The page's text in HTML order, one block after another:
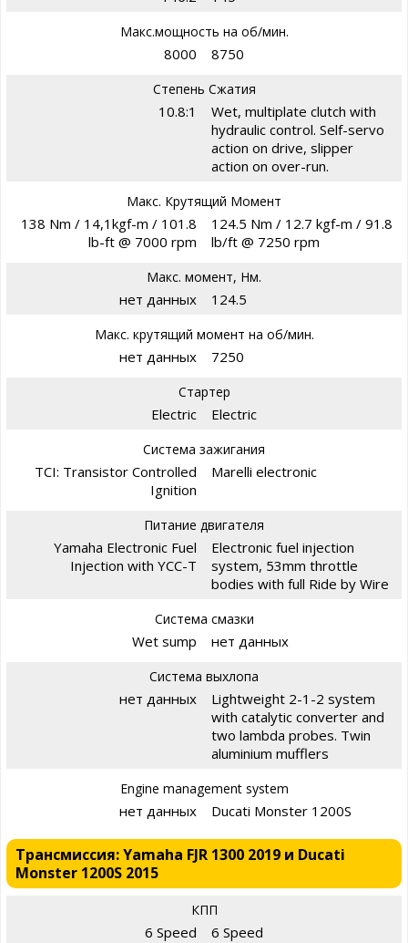
Макс.мощность на об/мин.
8000 8750
Степень Сжатия
10.8:1
Wet, multiplate clutch with
hydraulic control. Self-servo
action on drive, slipper
action on over-run.
Макс. Крутящий Момент
138 Nm / 14,1kgf-m / 101.8
lb-ft @ 7000 rpm
124.5 Nm / 12.7 kgf-m / 91.8
lb/ft @ 7250 rpm
Макс. момент, Нм.
нет данных 124.5
Макс. крутящий момент на об/мин.
нет данных 7250
Стартер
Electric Electric
Система зажигания
TCI: Transistor Controlled
Ignition
Marelli electronic
Питание двигателя
Yamaha Electronic Fuel
Injection with YCC-T
Electronic fuel injection
system, 53mm throttle
bodies with full Ride by Wire
Система смазки
Wet sump нет данных
Система выхлопа
нет данных
Lightweight 2-1-2 system
with catalytic converter and
two lambda probes. Twin
aluminium mufflers
Engine management system
нет данных Ducati Monster 1200S
Трансмиссия: Yamaha FJR 1300 2019 и Ducati
Monster 1200S 2015
КПП
6 Speed 6 Speed